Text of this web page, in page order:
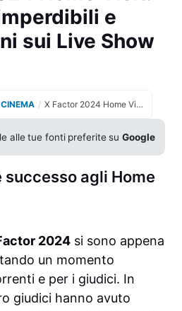
e
sui Live Show
/ X Factor 2024 Home Visit: novità imperdibili e anticipazioni sui Live Show
alle tue fonti preferite suGoogle
successo agli Home
2024 si sono appena
un momento
e per i giudici. In
giudici hanno avuto